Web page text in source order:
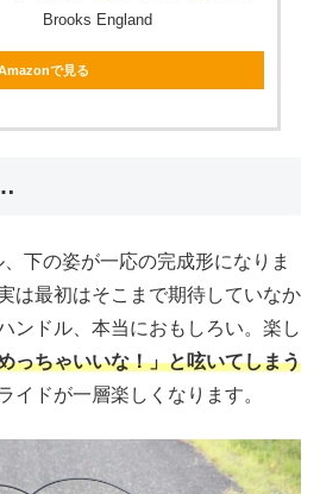
Brooks England
で見る
下の姿が一応の完成形になりま
は最初はそこまで期待していなか
ンドル、本当におもしろい。楽し
っちゃいいな！」と呟いてしまう
イドが一層楽しくなります。